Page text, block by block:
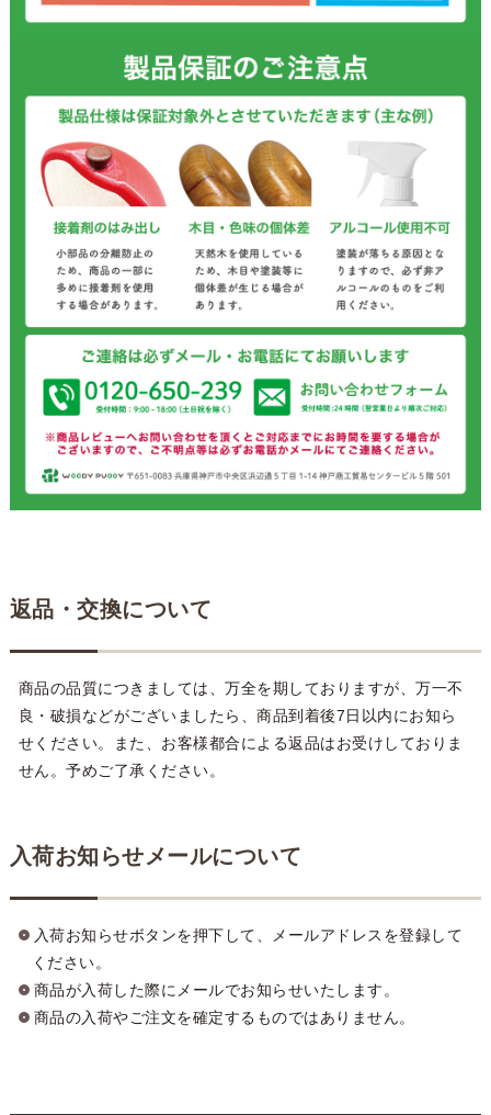
返品・交換について
商品の品質につきましては、万全を期しておりますが、万一不
良・破損などがございましたら、商品到着後7日以内にお知ら
せください。また、お客様都合による返品はお受けしておりま
せん。予めご了承ください。
入荷お知らせメールについて
入荷お知らせボタンを押下して、メールアドレスを登録して
ください。
商品が入荷した際にメールでお知らせいたします。
商品の入荷やご注文を確定するものではありません。